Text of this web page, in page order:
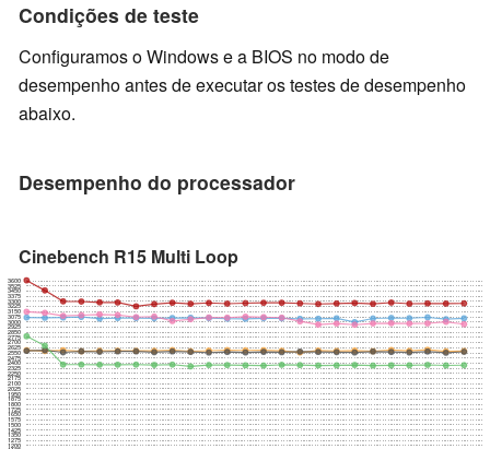
Condições de teste
Configuramos o Windows e a BIOS no modo de
desempenho antes de executar os testes de desempenho
abaixo.
Desempenho do processador
Cinebench R15 Multi Loop
1200
1275
1350
1425
1500
1575
1650
1725
1800
1875
1950
2025
2100
2175
2250
2325
2400
2475
2550
2625
2700
2775
2850
2925
3000
3075
3150
3225
3300
3375
3450
3525
3600